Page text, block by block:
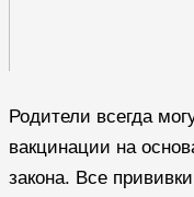
Родители всегда
вакцинации на
закона. Все